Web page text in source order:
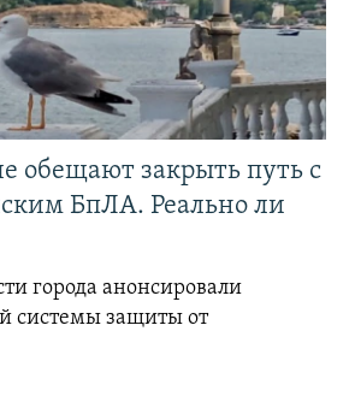
обещают закрыть путь с
БпЛА. Реально ли
города анонсировали
системы защиты от